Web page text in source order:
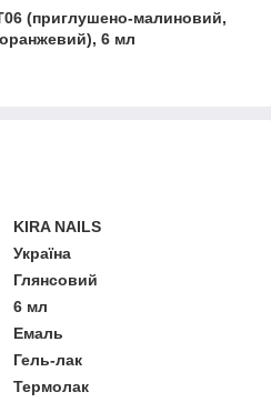
(приглушено-малиновий,
оранжевий), 6 мл
KIRA NAILS
Україна
Глянсовий
6 мл
Емаль
Гель-лак
Термолак